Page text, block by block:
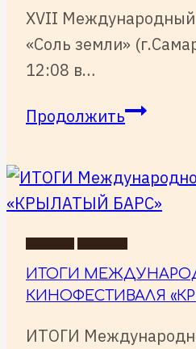
XVII Международный
«Соль земли»
12:08 в…
ПродолжитьXVII
«Соль
земли»
(г.Самара)
ИТОГИ
КИНОФЕСТИВАЛЯ
ИТОГИ